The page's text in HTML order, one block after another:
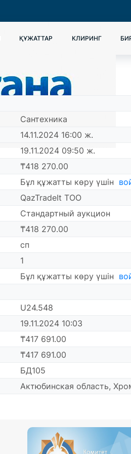
ҚҰЖАТТАР КЛИРИНГ
Сантехника
14.11.2024 16:00 ж.
19.11.2024 09:50 ж.
₸418 270.00
Бұл құжатты көру үшін
QazTradeIt ТОО
Стандартный аукцион
₸418 270.00
сп
1
Бұл құжатты көру үшін
U24.548
19.11.2024 10:03
₸417 691.00
₸417 691.00
БД105
Актюбинская область,